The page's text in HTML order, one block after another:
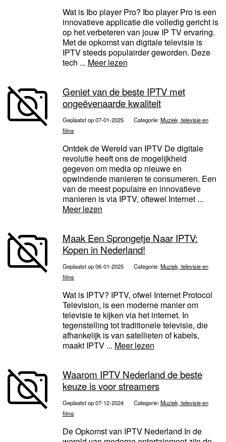
Wat is Ibo player Pro? Ibo player Pro is een
innovatieve applicatie die volledig gericht is
op het verbeteren van jouw IP TV ervaring.
Met de opkomst van digitale televisie is
IPTV steeds populairder geworden. Deze
tech ... Meer lezen
Geniet van de beste IPTV met
ongeëvenaarde kwaliteit
Geplaatst op 07-01-2025 Categorie:Muziek, televisie en
films
Ontdek de Wereld van IPTV De digitale
revolutie heeft ons de mogelijkheid
gegeven om media op nieuwe en
opwindende manieren te consumeren. Een
van de meest populaire en innovatieve
manieren is via IPTV, oftewel Internet ...
Meer lezen
Maak Een Sprongetje Naar IPTV:
Kopen in Nederland!
Geplaatst op 06-01-2025 Categorie:Muziek, televisie en
films
Wat is IPTV? IPTV, ofwel Internet Protocol
Television, is een moderne manier om
televisie te kijken via het internet. In
tegenstelling tot traditionele televisie, die
afhankelijk is van satellieten of kabels,
maakt IPTV ... Meer lezen
Waarom IPTV Nederland de beste
keuze is voor streamers
Geplaatst op 07-12-2024 Categorie:Muziek, televisie en
films
De Opkomst van IPTV Nederland In de